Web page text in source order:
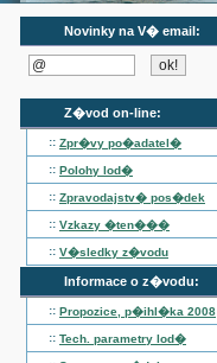
Novinky na V� email:
Z�vod on-line:
:: Zpr�vy po�adatel�
:: Polohy lod�
:: Zpravodajstv� pos�dek
:: Vzkazy �ten���
:: V�sledky z�vodu
Informace o z�vodu:
:: Propozice, p�ihl�ka 2008
:: Tech. parametry lod�